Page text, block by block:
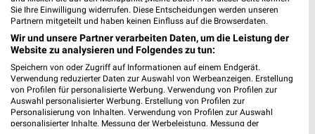
0,4 km
Angebote ab 10.08.
Gültig bis Sa. 15.08.
17,2 km
Dieter Knoll
Gültig bis Fr. 14.08.
XXXLutz EDEKA
Sie Ihre Einwilligung widerrufen. Diese Entscheidungen werden unseren
Partnern mitgeteilt und haben keinen Einfluss auf die Browserdaten.
Wir und unsere Partner verarbeiten Daten, um die Leistung der
Website zu analysieren und Folgendes zu tun:
Speichern von oder Zugriff auf Informationen auf einem Endgerät.
Verwendung reduzierter Daten zur Auswahl von Werbeanzeigen. Erstellung
von Profilen für personalisierte Werbung. Verwendung von Profilen zur
Auswahl personalisierter Werbung. Erstellung von Profilen zur
Personalisierung von Inhalten. Verwendung von Profilen zur Auswahl
personalisierter Inhalte. Messung der Werbeleistung. Messung der